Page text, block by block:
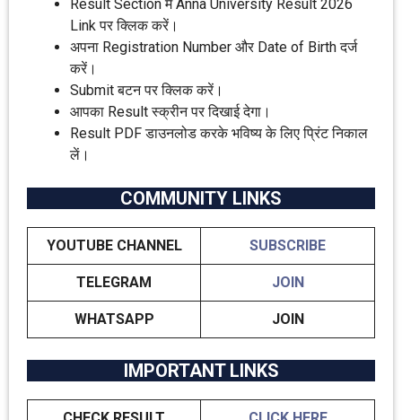
Result Section में Anna University Result 2026
Link पर क्लिक करें।
अपना Registration Number और Date of Birth दर्ज
करें।
Submit बटन पर क्लिक करें।
आपका Result स्क्रीन पर दिखाई देगा।
Result PDF डाउनलोड करके भविष्य के लिए प्रिंट निकाल
लें।
COMMUNITY LINKS
YOUTUBE CHANNEL SUBSCRIBE
TELEGRAM JOIN
WHATSAPP JOIN
IMPORTANT LINKS